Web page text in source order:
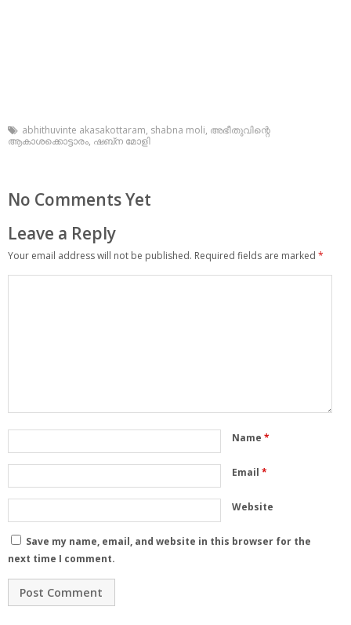
abhithuvinte akasakottaram, shabna moli, അഭീതുവിന്റെ
ആകാശക്കൊട്ടാരം, ഷബ്‌ന മോളി
No Comments Yet
Leave a Reply
Your email address will not be published. Required fields are marked *
Name *
Email *
Website
Save my name, email, and website in this browser for the
next time I comment.